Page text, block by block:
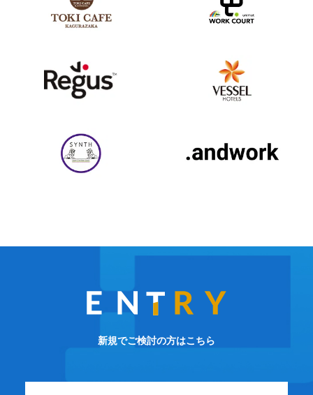
新規でご検討の方はこちら